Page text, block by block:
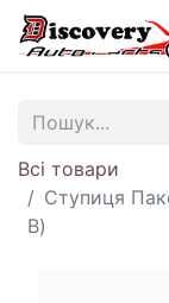
Всі товари
Ступиця
В)